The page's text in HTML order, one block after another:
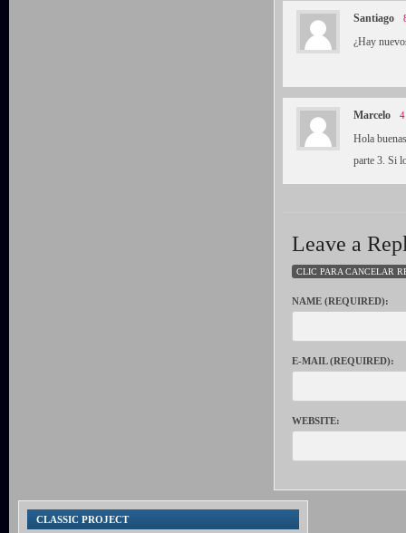
Santiago
¿Hay
Marcelo
Hola
parte 3. Si
Leave a
CLIC PARA CANCELAR
NAME (REQUIRED):
E-MAIL (REQUIRED):
WEBSITE:
CLASSIC PROJECT